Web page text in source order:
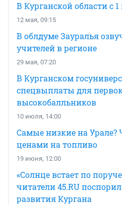
В Курганской области
12 мая, 09:15
В облдуме Зауралья
учителей в регионе
29 мая, 07:20
В Курганском
спецвыплаты для
высокобалльников
10 июля, 14:00
Самые низкие на Урале?
ценами на топливо
19 июня, 12:00
«Солнце встает по
читатели 45.RU
развития Кургана